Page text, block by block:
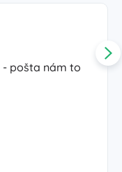
- pošta nám to